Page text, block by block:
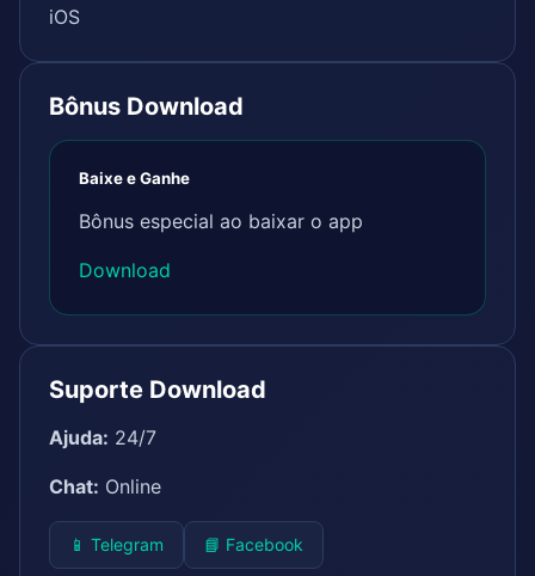
iOS
Bônus Download
Baixe e Ganhe
Bônus especial ao baixar o app
Download
Suporte Download
Ajuda: 24/7
Chat: Online
📱 Telegram 📘 Facebook